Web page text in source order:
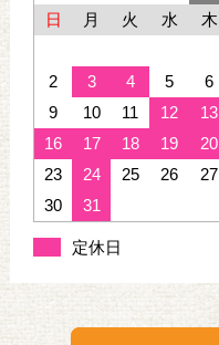
日
月 火 水 木
2
3 4 5 6
9
10 11 12 13
16
17 18 19 20
23
24 25 26 27
30
31
定休日